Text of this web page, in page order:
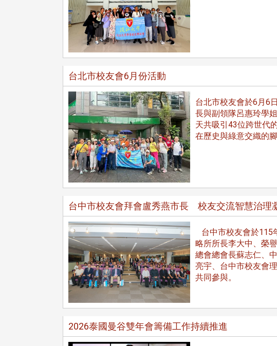
台北市校友會6月份活動
台北市校友會於6月6
長與副領隊呂惠玲學
天共吸引43位跨世代
在歷史與綠意交織的
台中市校友會拜會盧秀燕市長 校友交流智慧治理
台中市校友會於115
略所所長李大中、榮
總會總會長蘇志仁、
亮宇、台中市校友會
共同參與。
2026泰國曼谷雙年會籌備工作持續推進
大學主任秘書曾守正率隊
校友處 深化校友工作交
大學主任秘書、中文系校友
正，於115年6月2日(二)率政
學校友服務相關同仁蒞臨本 ...
頭版 熱門焦點
十四載深耕校友情誼 校友處
執行長彭春陽榮退 校友感念
相伴同行
校友處執行長彭春陽於115年7月
30日(四)榮退，為其十四年來深耕
校友服務、凝聚海內外校友情 ...
頭版
校友處
任 攜
淡江大
辦布達
學年度校
校友會活動 (海
2 版 校友會活動 (海
外、縣市)
外、